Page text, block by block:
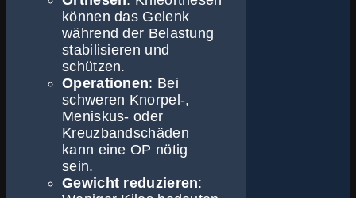
können das Gelenk
während der Belastung
stabilisieren und
schützen.
Operationen: Bei
schweren Knorpel-,
Meniskus- oder
Kreuzbandschäden
kann eine OP nötig
sein.
Gewicht reduzieren: